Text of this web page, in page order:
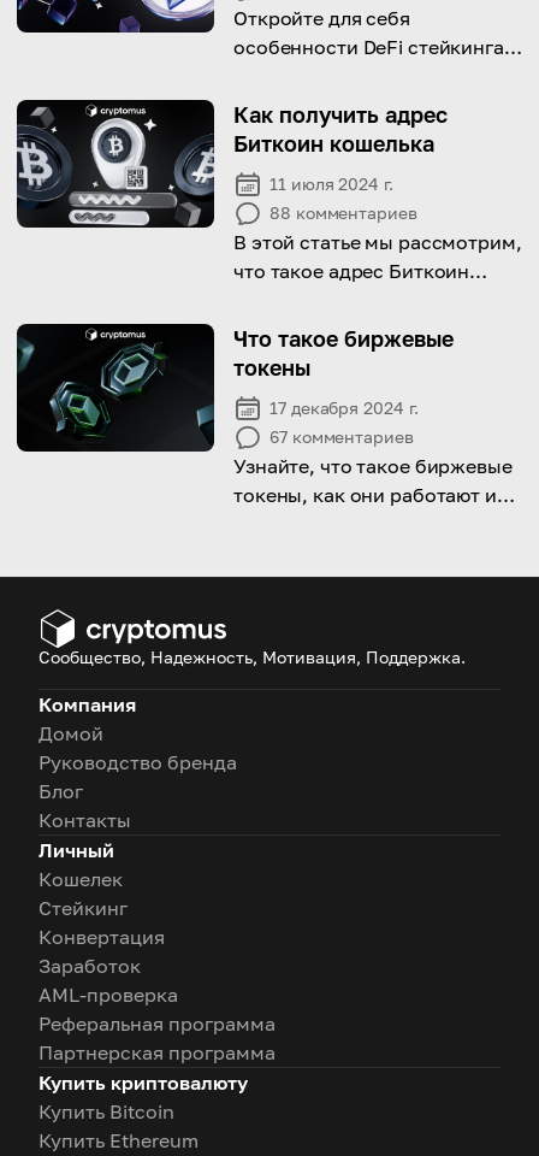
Откройте для себя
особенности DeFi стейкинга и
пассивный доход с помощью
этого метода!
Как получить адрес
Биткоин кошелька
11 июля 2024 г.
88 комментариев
В этой статье мы рассмотрим,
что такое адрес Биткоин
получить.
Что такое биржевые
токены
17 декабря 2024 г.
67 комментариев
Узнайте, что такое биржевые
токены, как они работают и
пользователям и
Сообщество, Надежность, Мотивация, Поддержка.
Компания
Домой
Руководство бренда
Блог
Контакты
Личный
Кошелек
Стейкинг
Конвертация
Заработок
AML-проверка
Реферальная программа
Партнерская программа
Купить криптовалюту
Купить Bitcoin
Купить Ethereum